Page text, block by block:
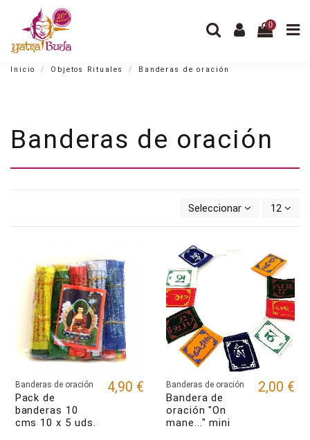
0
Inicio Objetos Rituales Banderas de oración
Banderas de oración
Seleccionar 12
Banderas de oración
Pack de
banderas 10
cms 10 x 5 uds.
4,90 € Banderas de oración
Bandera de
oración "On
mane..." mini
2,00 €